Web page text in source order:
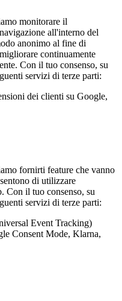
monitorare il
all'interno del
anonimo al fine di
continuamente
Con il tuo consenso, su
servizi di terze parti:
dei clienti su Google,
fornirti feature che vanno
di utilizzare
Con il tuo consenso, su
servizi di terze parti:
Event Tracking)
Consent Mode, Klarna,